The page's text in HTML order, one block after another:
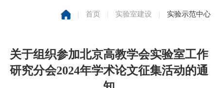
| 首页 | 实验室建设 | 实验示范中心
关于组织参加北京高教学会实验室工作
研究分会2024年学术论文征集活动的通